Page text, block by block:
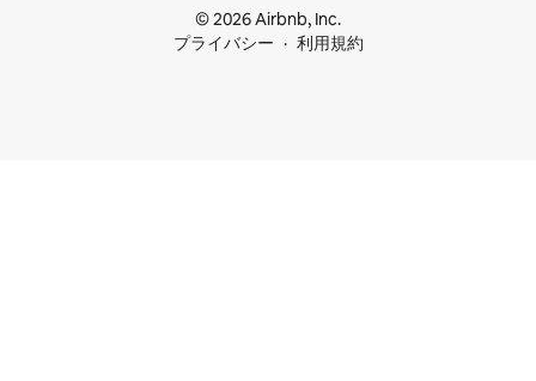
© 2026 Airbnb, Inc.
プライバシー
利用規約